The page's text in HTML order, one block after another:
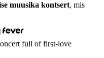
muusika kontsert, mis
full of first-love